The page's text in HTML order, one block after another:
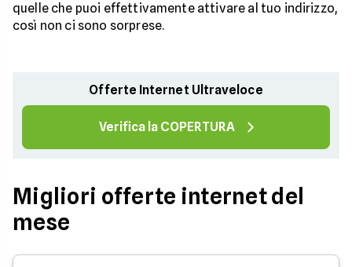
quelle che puoi effettivamente attivare al tuo indirizzo,
così non ci sono sorprese.
Offerte Internet Ultraveloce
Verifica la COPERTURA
Migliori offerte internet del
mese